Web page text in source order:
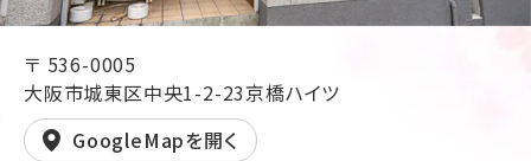
〒 536-0005
大阪市城東区中央1-2-23京橋ハイツ
GoogleMapを開く